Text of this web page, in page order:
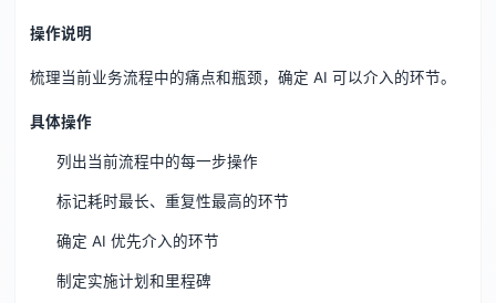
操作说明
梳理当前业务流程中的痛点和瓶颈，确定 AI 可以介入的环节。
具体操作
列出当前流程中的每一步操作
标记耗时最长、重复性最高的环节
确定 AI 优先介入的环节
制定实施计划和里程碑